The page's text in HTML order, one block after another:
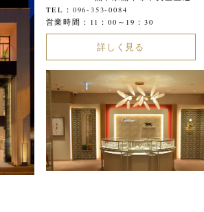
TEL： 096-353-0084
営業時間：11：00～19：30
詳しく見る